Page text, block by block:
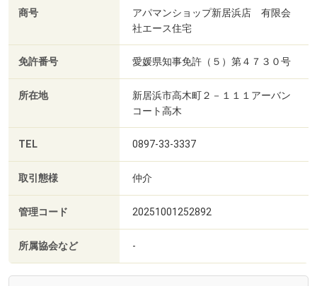
商号
アパマンショップ新居浜店 有限会
社エース住宅
免許番号 愛媛県知事免許（５）第４７３０号
所在地
新居浜市高木町２－１１１アーバン
コート高木
TEL 0897-33-3337
取引態様 仲介
管理コード 20251001252892
所属協会など -